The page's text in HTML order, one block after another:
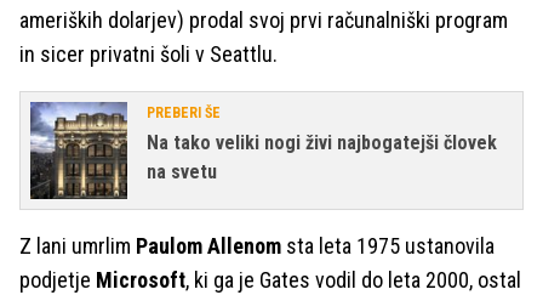
ameriških dolarjev) prodal svoj prvi računalniški program
in sicer privatni šoli v Seattlu.
PREBERI ŠE
Na tako veliki nogi živi najbogatejši človek
na svetu
Z lani umrlim Paulom Allenom sta leta 1975 ustanovila
podjetje Microsoft, ki ga je Gates vodil do leta 2000, ostal